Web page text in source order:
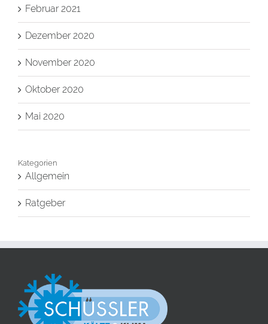
Februar 2021
Dezember 2020
November 2020
Oktober 2020
Mai 2020
Kategorien
Allgemein
Ratgeber